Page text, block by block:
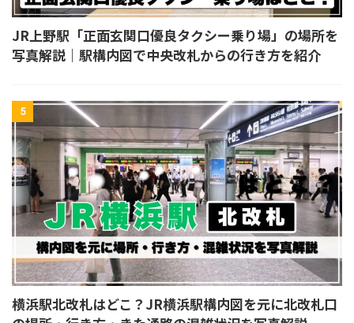
JR上野駅「正面玄関口優良タクシー乗り場」の場所を
写真解説｜駅構内図で中央改札からの行き方を紹介
5
横浜駅北改札はどこ？JR横浜駅構内図を元に北改札口